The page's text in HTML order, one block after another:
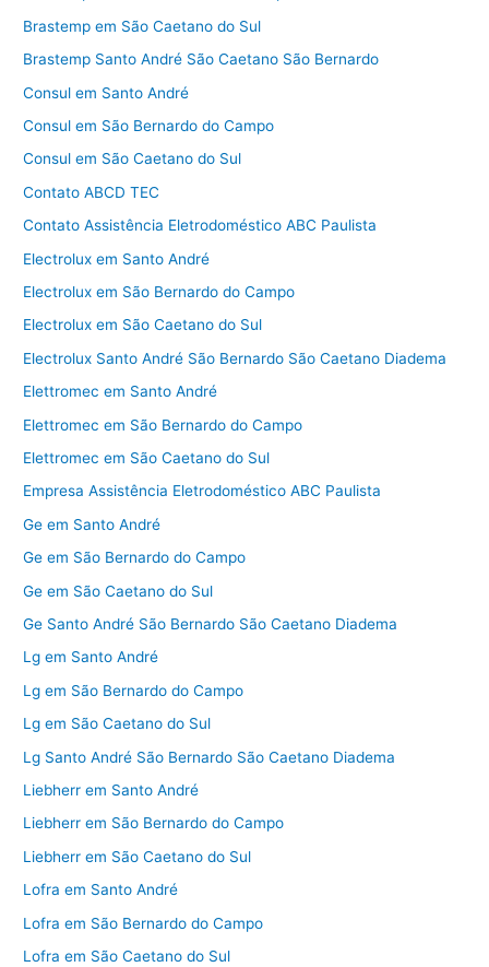
Brastemp em São Caetano do Sul
Brastemp Santo André São Caetano São Bernardo
Consul em Santo André
Consul em São Bernardo do Campo
Consul em São Caetano do Sul
Contato ABCD TEC
Contato Assistência Eletrodoméstico ABC Paulista
Electrolux em Santo André
Electrolux em São Bernardo do Campo
Electrolux em São Caetano do Sul
Electrolux Santo André São Bernardo São Caetano Diadema
Elettromec em Santo André
Elettromec em São Bernardo do Campo
Elettromec em São Caetano do Sul
Empresa Assistência Eletrodoméstico ABC Paulista
Ge em Santo André
Ge em São Bernardo do Campo
Ge em São Caetano do Sul
Ge Santo André São Bernardo São Caetano Diadema
Lg em Santo André
Lg em São Bernardo do Campo
Lg em São Caetano do Sul
Lg Santo André São Bernardo São Caetano Diadema
Liebherr em Santo André
Liebherr em São Bernardo do Campo
Liebherr em São Caetano do Sul
Lofra em Santo André
Lofra em São Bernardo do Campo
Lofra em São Caetano do Sul